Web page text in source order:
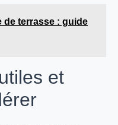
de terrasse : guide
et